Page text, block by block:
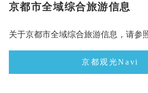
京都市全域综合旅游信息
关于京都市全域综合旅游信息，请参
京都观光Navi